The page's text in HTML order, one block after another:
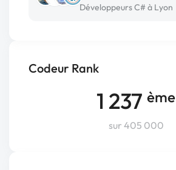
Codeur Rank
1 237 ème
sur 405 000
Développeurs C# à Lyon